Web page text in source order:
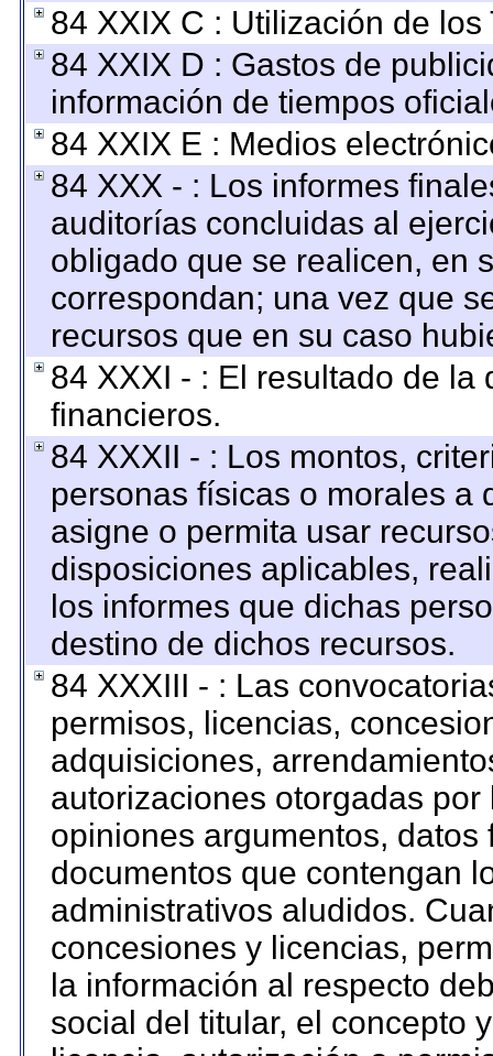
84 XXIX C : Utilización de
84 XXIX D : Gastos de
información de tiempos
84 XXIX E : Medios
84 XXX - : Los informes
auditorías concluidas al
obligado que se realicen, en
correspondan; una vez que
recursos que en su caso
84 XXXI - : El resultado de
financieros.
84 XXXII - : Los montos,
personas físicas o morales a
asigne o permita usar
disposiciones aplicables,
los informes que dichas
destino de dichos recursos.
84 XXXIII - : Las
permisos, licencias,
adquisiciones,
autorizaciones otorgadas
opiniones argumentos,
documentos que contengan
administrativos aludidos.
concesiones y licencias,
la información al respecto
social del titular, el concepto